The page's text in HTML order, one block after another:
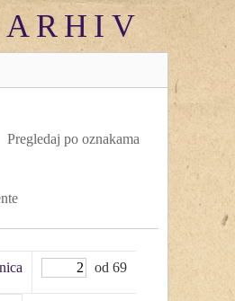
Pregledaj po oznakama
od 69